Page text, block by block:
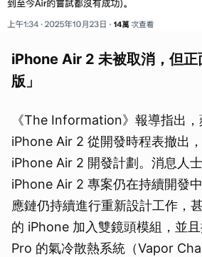
iPhone Air 2 未被取消，但正
版」
《The Information》報導指出
iPhone Air 2 從開發時程表撤出
iPhone Air 2 開發計劃。消息人
iPhone Air 2 專案仍在持續開發
應鏈仍持續進行重新設計工作，
的 iPhone 加入雙鏡頭模組，並
Pro 的氣冷散熱系統（Vapor